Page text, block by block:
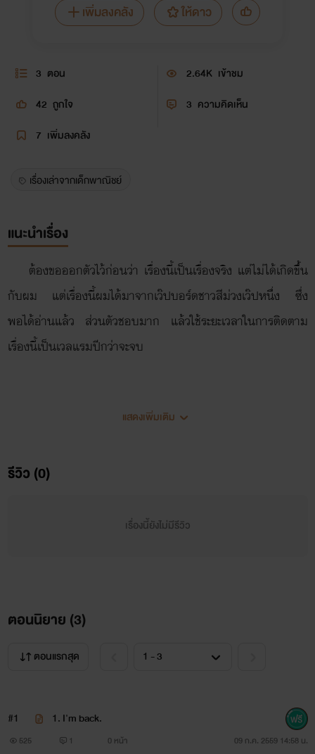
เพิ่มลงคลัง
ให้ดาว
3 ตอน 2.64K เข้าชม
42 ถูกใจ 3 ความคิดเห็น
7 เพิ่มลงคลัง
เรื่องเล่าจากเด็กพาณิชย์
แนะนำเรื่อง
ต้องขอออกตัวไว้ก่อนว่า เรื่องนี้เป็นเรื่องจริง แต่ไม่ได้เกิดขึ้น
กับผม แต่เรื่องนี้ผมได้มาจากเว๊ปบอร์ดชาวสีม่วงเว๊ปหนึ่ง ซึ่ง
พอได้อ่านแล้ว ส่วนตัวชอบมาก แล้วใช้ระยะเวลาในการติดตาม
เรื่องนี้เป็นเวลแรมปีกว่าจะจบ
โดยเรื่องเล่านี้จะแบ่งออกเป็น 4 ภาคด้วยกัน
2. เรื่องเล่าจาก "เด็กพาณิชย์" (ภาคมหาลัย + ทำงาน)
3. เรื่องเล่าจาก "เด็กพาณิชย์" (ภาคพิเศษ)
หมายเหตุ จะขออนุญาตเจ้าของเรื่องมาลง ก็หาตัวไม่เจอแล้ว
เพราะว่าเรื่องนี้ได้ลงในบอร์ดดังกล่าวนานหลายปีแล้ว แต่ยังไงก็
#เรื่องเล่าจากเด็กพาณิชย์
แสดงเพิ่มเติม
รีวิว (0)
เรื่องนี้ยังไม่มีรีวิว
ตอนนิยาย (3)
ตอนแรกสุด
#1 1. I'm back.
525 1 0 หน้า 09 ก.ค. 2559 14:58 น.